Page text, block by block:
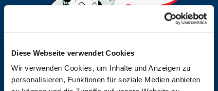
Diese Webseite verwendet Cookies
Wir verwenden Cookies, um Inhalte und Anzeigen zu
personalisieren, Funktionen für soziale Medien anbieten